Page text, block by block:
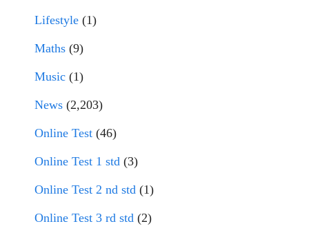
Lifestyle (1)
Maths (9)
Music (1)
News (2,203)
Online Test (46)
Online Test 1 std (3)
Online Test 2 nd std (1)
Online Test 3 rd std (2)